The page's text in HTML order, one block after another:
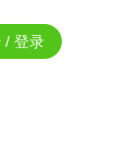
/ 登录